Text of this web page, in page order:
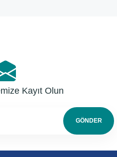
Kayıt Olun
GÖNDER